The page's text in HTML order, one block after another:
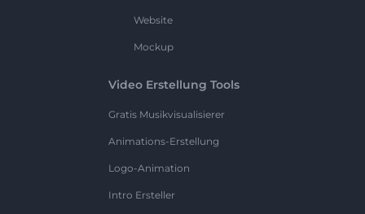
Website
Mockup
Video Erstellung Tools
Gratis Musikvisualisierer
Animations-Erstellung
Logo-Animation
Intro Ersteller